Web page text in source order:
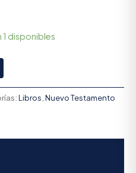
disponibles
Libros Nuevo Testamento